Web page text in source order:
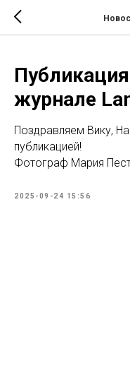
журнале
Поздравляем Вику,
публикацией!
Фотограф Мария
2025-09-24 15:56